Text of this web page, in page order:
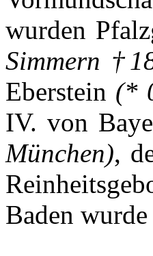
wurden
Simmern
Eberstein (*
IV. von
München),
Baden wurde